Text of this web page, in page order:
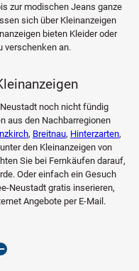
zur modischen Jeans ganze
sich über Kleinanzeigen
bieten Kleider oder
verschenken an.
noch nicht fündig
aus den Nachbarregionen
, Breitnau, Hinterzarten,
den Kleinanzeigen von
Sie bei Fernkäufen darauf,
Oder einfach ein Gesuch
Neustadt gratis inserieren,
Angebote per E-Mail.